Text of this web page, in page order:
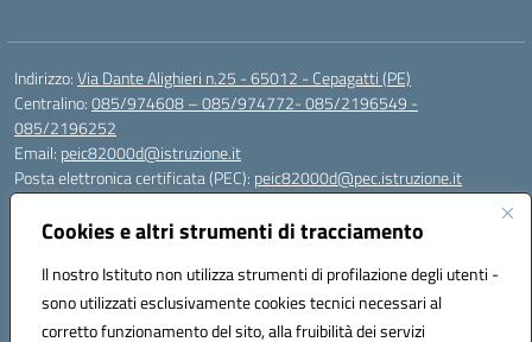
Cookies e altri strumenti di tracciamento
Il nostro Istituto non utilizza strumenti di profilazione degli utenti -
sono utilizzati esclusivamente cookies tecnici necessari al
corretto funzionamento del sito, alla fruibilità dei servizi
Indirizzo:Via Dante Alighieri n.25 - 65012 - Cepagatti (PE)
Centralino:085/974608 – 085/974772- 085/2196549 -
085/2196252
Email: peic82000d@istruzione.it
Posta elettronica certificata (PEC): peic82000d@pec.istruzione.it
Codice fiscale: 91100590685
Codice meccanografico: PEIC82000D
Codice Indice delle Pubbliche Amministrazioni (IPA): istsc_peic82000d
Codice unico di fatturazione (CUF): UFYS5I